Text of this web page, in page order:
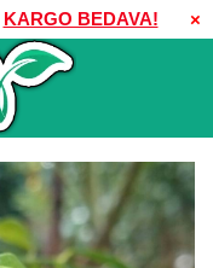
×
KARGO BEDAVA!